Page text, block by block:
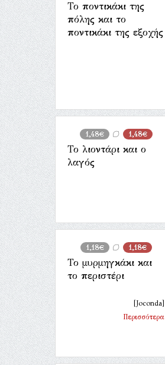
Το ποντικάκι της
πόλης και το
ποντικάκι της εξοχής
1,48€ 1,48€
Το λιοντάρι και ο
λαγός
1,18€ 1,18€
Το μυρμηγκάκι και
το περιστέρι
[Joconda]
Περισσότερα